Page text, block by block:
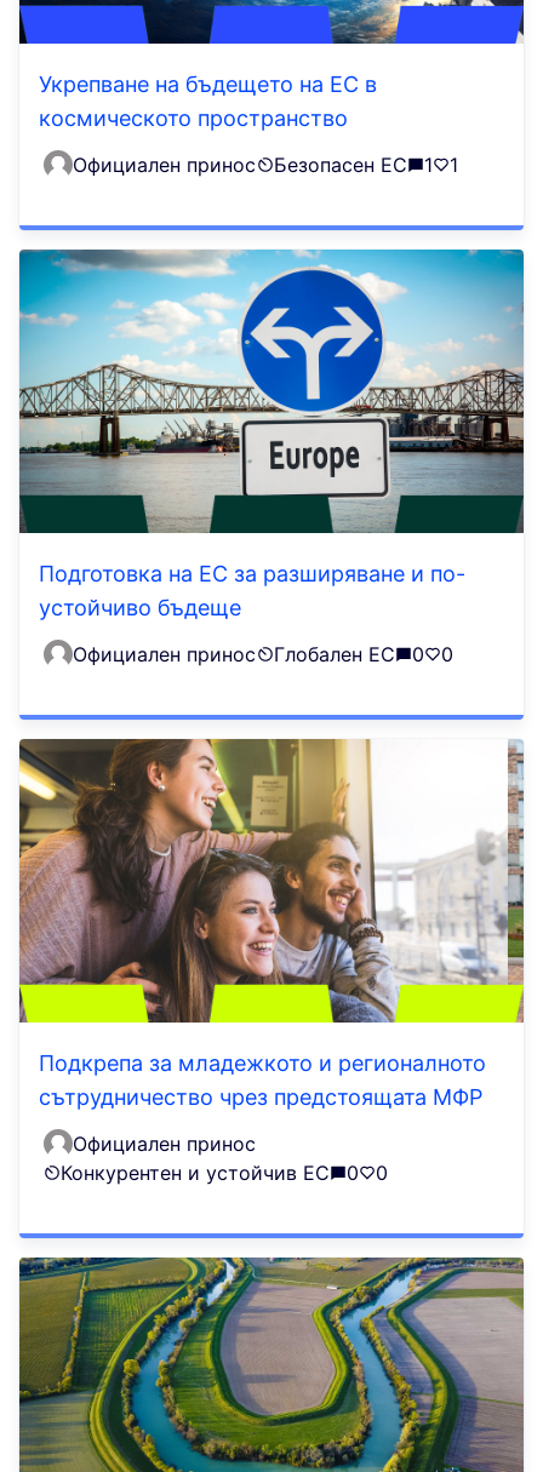
Укрепване на бъдещето на ЕС в
космическото пространство
Официален принос Безопасен ЕС 1 1
Подготовка на ЕС за разширяване и по-
устойчиво бъдеще
Официален принос Глобален ЕС 0 0
Подкрепа за младежкото и регионалното
сътрудничество чрез предстоящата МФР
Официален принос
Конкурентен и устойчив ЕС
0 0